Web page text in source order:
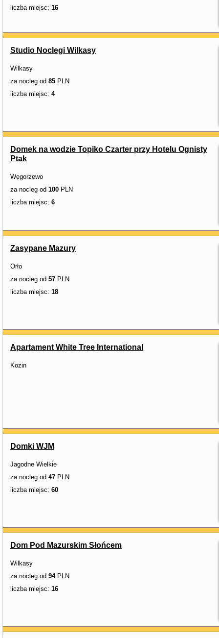
liczba miejsc: 16
Studio Noclegi Wilkasy
Wilkasy
za nocleg od 85 PLN
liczba miejsc: 4
Domek na wodzie Topiko Czarter przy Hotelu Ognisty
Ptak
Węgorzewo
za nocleg od 100 PLN
liczba miejsc: 6
Zasypane Mazury
Orło
za nocleg od 57 PLN
liczba miejsc: 18
Apartament White Tree International
Kozin
Domki WJM
Jagodne Wielkie
za nocleg od 47 PLN
liczba miejsc: 60
Dom Pod Mazurskim Słońcem
Wilkasy
za nocleg od 94PLN
liczba miejsc: 16